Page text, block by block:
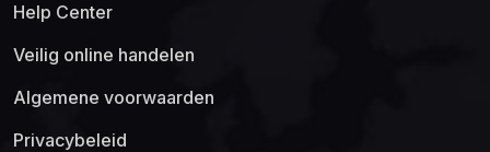
Help Center
Veilig online handelen
Algemene voorwaarden
Privacybeleid